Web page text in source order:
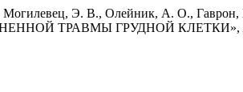
Могилевец, Э. В., Олейник, А. О.,
ТРАВМЫ ГРУДНОЙ КЛЕТКИ»,